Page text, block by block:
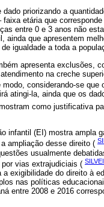
priorizando a
etária que
entre 0 e 3 anos não
que apresentem
igualdade a toda a
apresenta exclusões,
na creche
modo, considerando-se que
atingi-la, ainda que os
como justificativa
infantil (EI) mostra ampla
ampliação desse direito (
usualmente
vias extrajudiciais (
exigibilidade do direito à
nas políticas
entre 2008 e 2016